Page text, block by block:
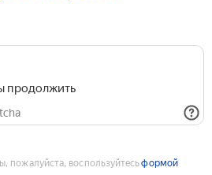
продолжить
пожалуйста, воспользуйтесьформой